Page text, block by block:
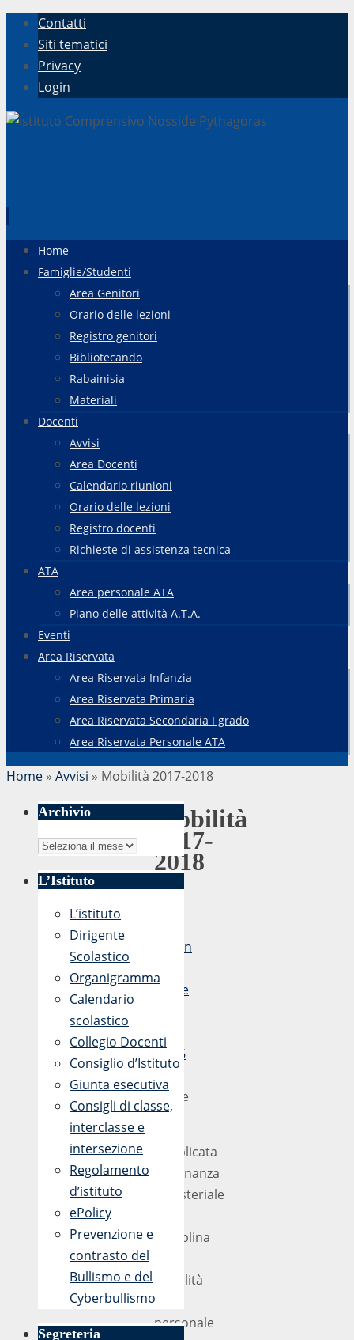
Contatti
Siti tematici
Privacy
Login
contenuto
Home
Famiglie/Studenti
Area Genitori
Orario delle lezioni
Registro genitori
Bibliotecando
Rabainisia
Materiali
Docenti
Avvisi
Area Docenti
Calendario riunioni
Orario delle lezioni
Registro docenti
Richieste di assistenza tecnica
ATA
Area personale ATA
Piano delle attività A.T.A.
Eventi
Area Riservata
Area Riservata Infanzia
Area Riservata Primaria
Area Riservata Secondaria I grado
Area Riservata Personale ATA
Home » Avvisi » Mobilità 2017-2018
Mobilità
2017-
2018
admin
Aprile
07:56
13
Aprile
2017
Pubblicata
l’ordinanza
ministeriale
disciplina
mobilità
del
personale
Archivio
Archivio
L’Istituto
L’istituto
Dirigente
Scolastico
Organigramma
Calendario
scolastico
Collegio Docenti
Consiglio d’Istituto
Giunta esecutiva
Consigli di classe,
interclasse e
intersezione
Regolamento
d’istituto
ePolicy
Prevenzione e
contrasto del
Bullismo e del
Cyberbullismo
Segreteria